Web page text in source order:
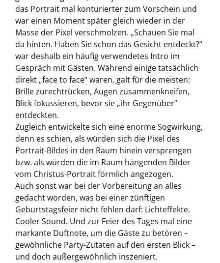
das Portrait mal konturierter zum Vorschein und
war einen Moment später gleich wieder in der
Masse der Pixel verschmolzen. „Schauen Sie mal
da hinten. Haben Sie schon das Gesicht entdeckt?“
war deshalb ein häufig verwendetes Intro im
Gespräch mit Gästen. Während einige tatsächlich
direkt „face to face“ waren, galt für die meisten:
Brille zurechtrücken, Augen zusammenkneifen,
Blick fokussieren, bevor sie „ihr Gegenüber“
entdeckten.
Zugleich entwickelte sich eine enorme Sogwirkung,
denn es schien, als würden sich die Pixel des
Portrait-Bildes in den Raum hinein versprengen
bzw. als würden die im Raum hängenden Bilder
vom Christus-Portrait förmlich angezogen.
Auch sonst war bei der Vorbereitung an alles
gedacht worden, was bei einer zünftigen
Geburtstagsfeier nicht fehlen darf: Lichteffekte.
Cooler Sound. Und zur Feier des Tages mal eine
markante Duftnote, um die Gäste zu betören –
gewöhnliche Party-Zutaten auf den ersten Blick –
und doch außergewöhnlich inszeniert.